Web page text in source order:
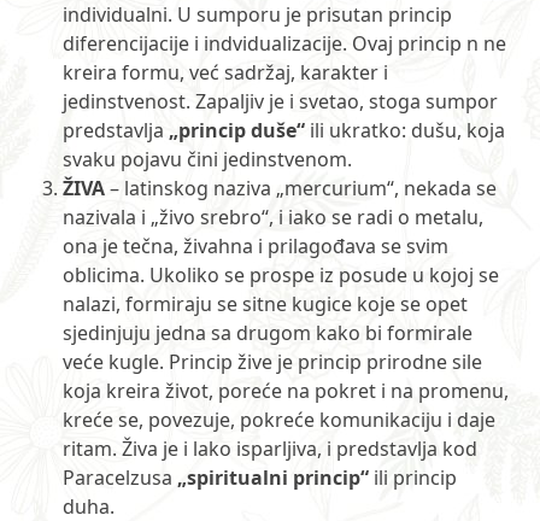
individualni. U sumporu je prisutan princip
diferencijacije i indvidualizacije. Ovaj princip n ne
kreira formu, već sadržaj, karakter i
jedinstvenost. Zapaljiv je i svetao, stoga sumpor
predstavlja „princip duše“ ili ukratko: dušu, koja
svaku pojavu čini jedinstvenom.
ŽIVA– latinskog naziva „mercurium“, nekada se
nazivala i „živo srebro“, i iako se radi o metalu,
ona je tečna, živahna i prilagođava se svim
oblicima. Ukoliko se prospe iz posude u kojoj se
nalazi, formiraju se sitne kugice koje se opet
sjedinjuju jedna sa drugom kako bi formirale
veće kugle. Princip žive je princip prirodne sile
koja kreira život, poreće na pokret i na promenu,
kreće se, povezuje, pokreće komunikaciju i daje
ritam. Živa je i lako isparljiva, i predstavlja kod
Paracelzusa „spiritualni princip“ ili princip
duha.